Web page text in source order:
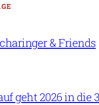
& Friends
geht 2026 in die